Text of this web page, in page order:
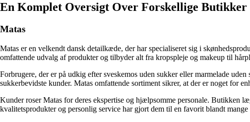
En Komplet Oversigt Over Forskellige Butikker
Matas
Matas er en velkendt dansk detailkæde, der har specialiseret sig i
omfattende udvalg af produkter og tilbyder alt fra kropspleje og makeup til
Forbrugere, der er på udkig efter sveskemos uden sukker eller marmelade
sukkerbevidste kunder. Matas omfattende sortiment sikrer, at der er noget for
Kunder roser Matas for deres ekspertise og hjælpsomme personale. Butikken
kvalitetsprodukter og personlig service har gjort dem til en favorit blandt mange